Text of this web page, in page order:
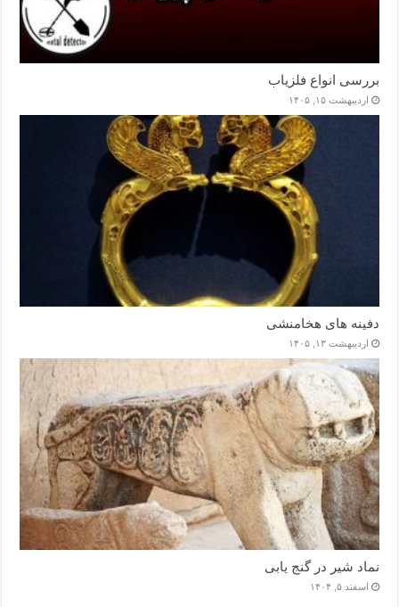
بررسی انواع فلزیاب
اردیبهشت ۱۵, ۱۴۰۵
دفینه های هخامنشی
اردیبهشت ۱۳, ۱۴۰۵
نماد شیر در گنج یابی
اسفند ۵, ۱۴۰۴